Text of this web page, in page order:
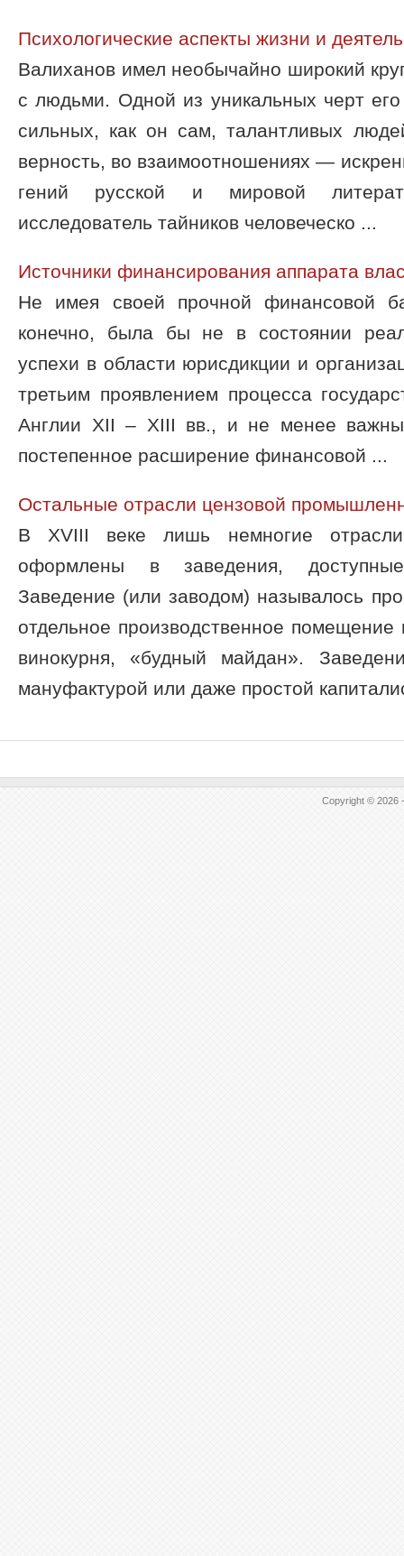
Психологические аспекты жизни и
Валиханов имел необычайно широкий
с людьми. Одной из уникальных черт
сильных, как он сам, талантливых
верность, во взаимоотношениях —
гений русской и мировой
исследователь тайников человеческо ...
Источники финансирования аппарата
Не имея своей прочной финансовой
конечно, была бы не в состоянии
успехи в области юрисдикции и
третьим проявлением процесса
Англии XII – XIII вв., и не менее
постепенное расширение финансовой ...
Остальные отрасли цензовой
В XVIII веке лишь немногие
оформлены в заведения,
Заведение (или заводом) называлось
отдельное производственное
винокурня, «будный майдан».
мануфактурой или даже простой
Copyright © 2026